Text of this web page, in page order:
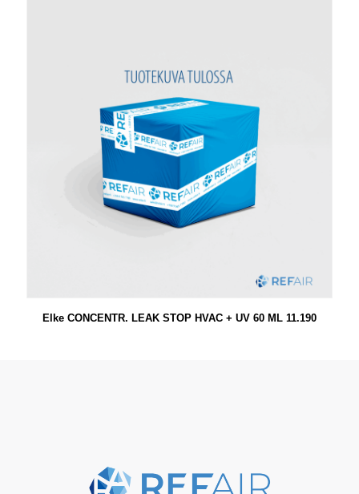
Elke CONCENTR. LEAK STOP HVAC + UV 60 ML 11.190